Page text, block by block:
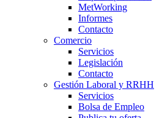
MetWorking
Informes
Contacto
Comercio
Servicios
Legislación
Contacto
Gestión Laboral y RRHH
Servicios
Bolsa de Empleo